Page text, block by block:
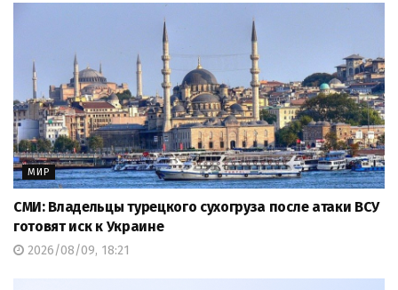
МИР
СМИ: Владельцы турецкого сухогруза после атаки ВСУ
готовят иск к Украине
2026/08/09, 18:21